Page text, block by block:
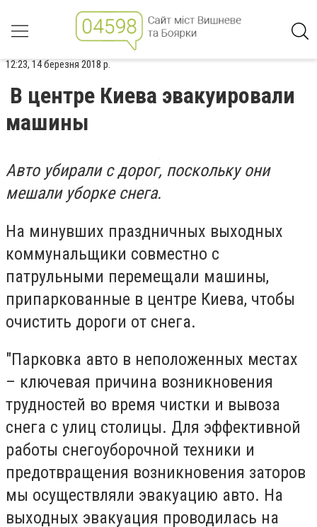
12:23, 14 березня 2018 р.
В центре Киева эвакуировали
машины
Авто убирали с дорог, поскольку они
мешали уборке снега.
На минувших праздничных выходных
коммунальщики совместно с
патрульными перемещали машины,
припаркованные в центре Киева, чтобы
очистить дороги от снега.
"Парковка авто в неположенных местах
– ключевая причина возникновения
трудностей во время чистки и вывоза
снега с улиц столицы. Для эффективной
работы снегоуборочной техники и
предотвращения возникновения заторов
мы осуществляли эвакуацию авто. На
выходных эвакуация проводилась на